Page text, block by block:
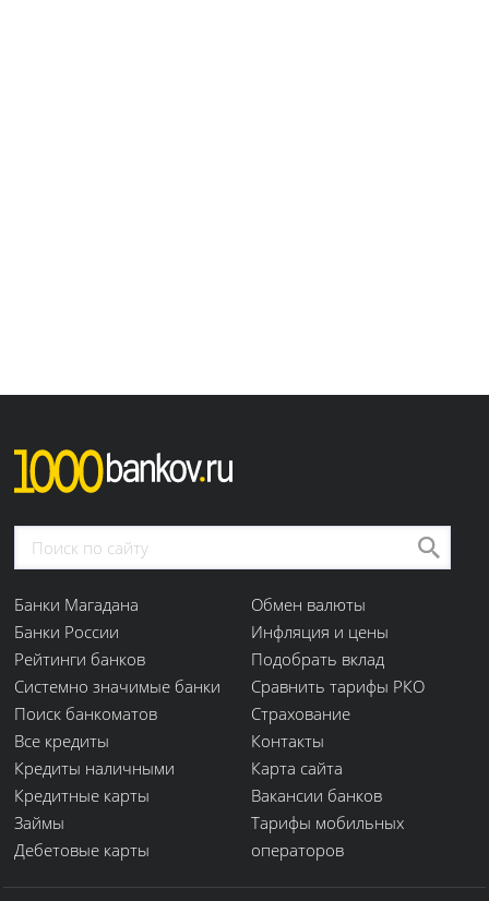
Банки Магадана
Банки России
Рейтинги банков
Системно значимые банки
Поиск банкоматов
Все кредиты
Кредиты наличными
Кредитные карты
Займы
Дебетовые карты
Обмен валюты
Инфляция и цены
Подобрать вклад
Сравнить тарифы РКО
Страхование
Контакты
Карта сайта
Вакансии банков
Тарифы мобильных
операторов